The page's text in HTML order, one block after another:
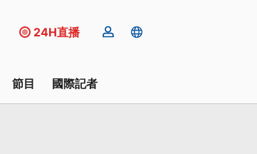
24H直播
節目 國際記者